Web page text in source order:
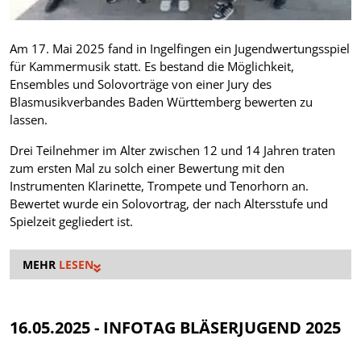
Am 17. Mai 2025 fand in Ingelfingen ein Jugendwertungsspiel
für Kammermusik statt. Es bestand die Möglichkeit,
Ensembles und Solovorträge von einer Jury des
Blasmusikverbandes Baden Württemberg bewerten zu
lassen.
Drei Teilnehmer im Alter zwischen 12 und 14 Jahren traten
zum ersten Mal zu solch einer Bewertung mit den
Instrumenten Klarinette, Trompete und Tenorhorn an.
Bewertet wurde ein Solovortrag, der nach Altersstufe und
Spielzeit gegliedert ist.
LESEN
16.05.2025 - INFOTAG BLÄSERJUGEND 2025